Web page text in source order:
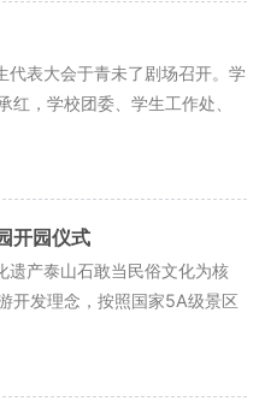
代表大会于青未了剧场召开。学
，学校团委、学生工作处、
开园仪式
遗产泰山石敢当民俗文化为核
开发理念，按照国家5A级景区